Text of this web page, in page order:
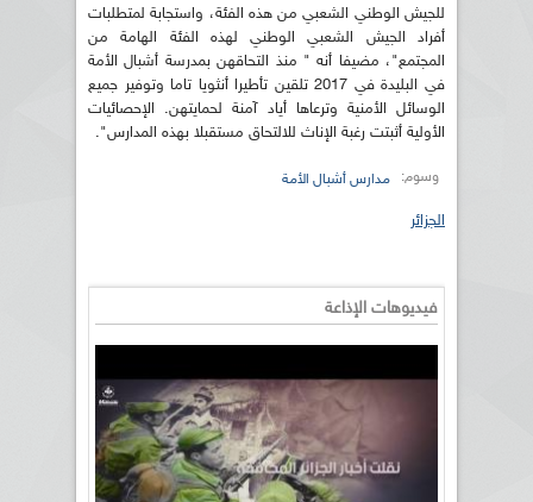
للجيش الوطني الشعبي من هذه الفئة، واستجابة لمتطلبات
أفراد الجيش الشعبي الوطني لهذه الفئة الهامة من
المجتمع"، مضيفا أنه " منذ التحاقهن بمدرسة أشبال الأمة
في البليدة في 2017 تلقين تأطيرا أنثويا تاما وتوفير جميع
الوسائل الأمنية وترعاها أياد آمنة لحمايتهن. الإحصائيات
الأولية أثبتت رغبة الإناث للالتحاق مستقبلا بهذه المدارس".
وسوم: مدارس أشبال الأمة
الجزائر
فيديوهات الإذاعة